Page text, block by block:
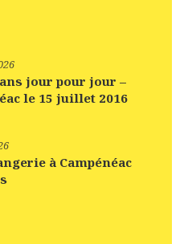
jour pour jour –
le 15 juillet 2016
à Campénéac